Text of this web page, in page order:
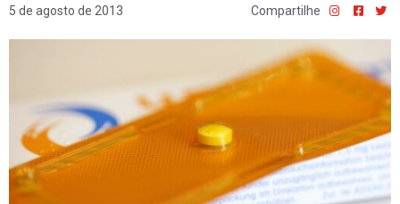
5 de agosto de 2013 Compartilhe